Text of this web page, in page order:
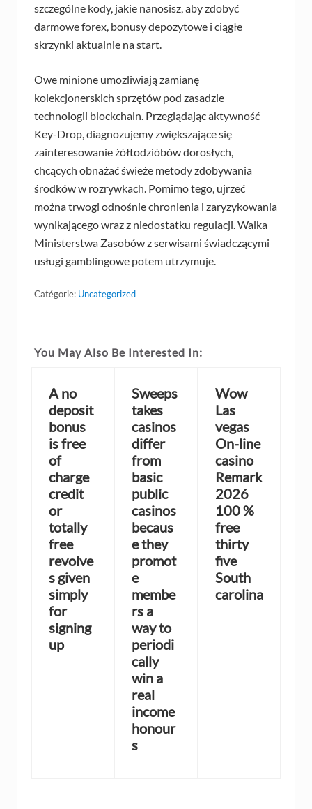
szczególne kody, jakie nanosisz, aby zdobyć
darmowe forex, bonusy depozytowe i ciągłe
skrzynki aktualnie na start.
Owe minione umozliwiają zamianę
kolekcjonerskich sprzętów pod zasadzie
technologii blockchain. Przeglądając aktywność
Key-Drop, diagnozujemy zwiększające się
zainteresowanie żółtodzióbów dorosłych,
chcących obnażać świeże metody zdobywania
środków w rozrywkach. Pomimo tego, ujrzeć
można trwogi odnośnie chronienia i zaryzykowania
wynikającego wraz z niedostatku regulacji. Walka
Ministerstwa Zasobów z serwisami świadczącymi
usługi gamblingowe potem utrzymuje.
Catégorie: Uncategorized
You May Also Be Interested In:
A no
deposit
bonus
is free
of
charge
credit
or
totally
free
revolve
s given
simply
for
signing
up
Sweeps
takes
casinos
differ
from
basic
public
casinos
becaus
e they
promot
e
membe
rs a
way to
periodi
cally
win a
real
income
honour
s
Wow
Las
vegas
On-line
casino
Remark
2026
100 %
free
thirty
five
South
carolina